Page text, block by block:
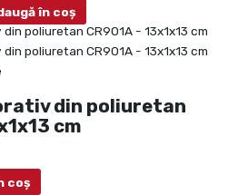
în coș
din poliuretan
cm
coș